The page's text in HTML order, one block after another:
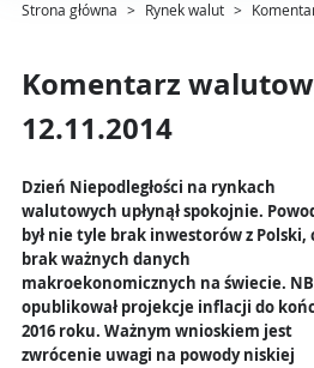
Strona główna > Rynek walut >
Komentarz
12.11.2014
Dzień Niepodległości na rynkach
walutowych upłynął spokojnie.
był nie tyle brak inwestorów z Polski,
brak ważnych danych
makroekonomicznych na świecie.
opublikował projekcje inflacji do
2016 roku. Ważnym wnioskiem jest
zwrócenie uwagi na powody niskiej